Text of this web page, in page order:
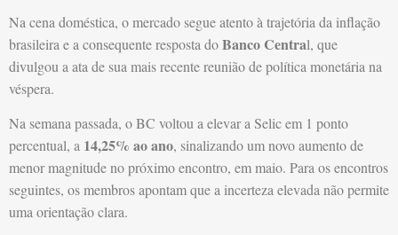
Na cena doméstica, o mercado segue atento à trajetória da inflação
brasileira e a consequente resposta doBanco Central, que
divulgou a ata de sua mais recente reunião de política monetária na
véspera.
Na semana passada, o BC voltou a elevar a Selic em 1 ponto
percentual, a 14,25% ao ano, sinalizando um novo aumento de
menor magnitude no próximo encontro, em maio. Para os encontros
seguintes, os membros apontam que a incerteza elevada não permite
uma orientação clara.